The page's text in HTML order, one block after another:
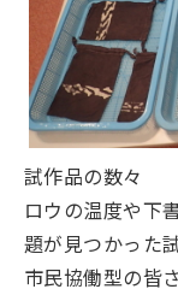
試作品の数々
ロウの温度や下
題が見つかった
市民協働型の皆